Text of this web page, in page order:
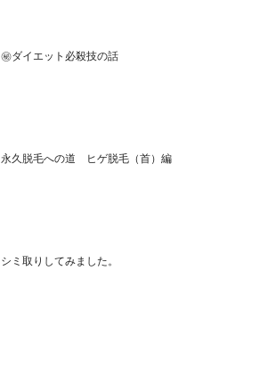
㊙ダイエット必殺技の話
永久脱毛への道 ヒゲ脱毛（首）編
シミ取りしてみました。